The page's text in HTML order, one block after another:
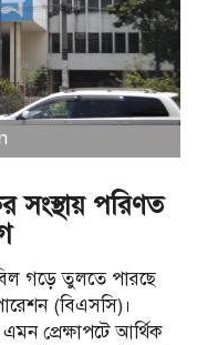
সংস্থায় পরিণত
গড়ে তুলতে পারছে
(বিএসসি)।
প্রেক্ষাপটে আর্থিক